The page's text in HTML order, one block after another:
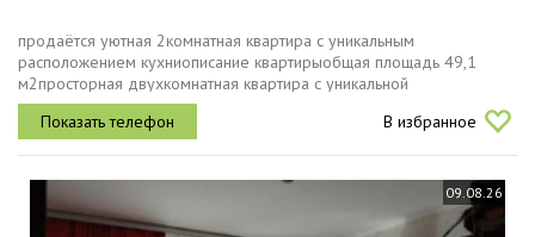
продаётся уютная 2комнатная квартира с уникальным
расположением кухниописание квартирыобщая площадь 49,1
м2просторная двухкомнатная квартира с уникальной
планировкой.особенности планировки кухня находится
посередине, обеспечивая удобство и комфорт... В избранное
09.08.26